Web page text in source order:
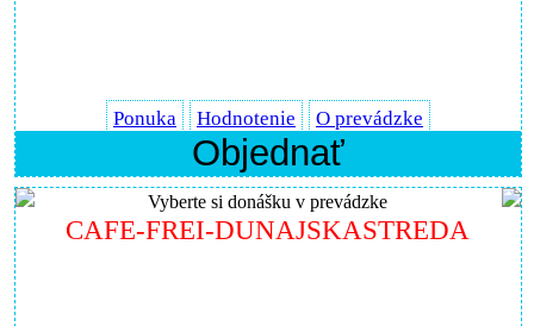
Ponuka Hodnotenie O prevádzke
Objednať
Vyberte si donášku v prevádzke
CAFE-FREI-DUNAJSKASTREDA